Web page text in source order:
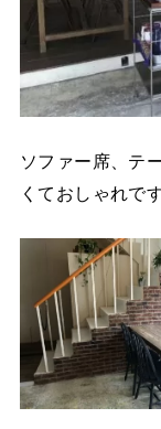
ソファー席、テ
くておしゃれです